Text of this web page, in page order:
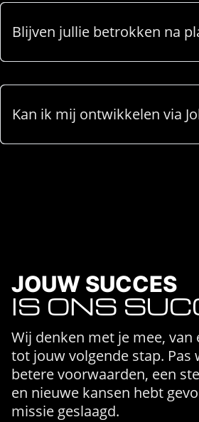
Blijven jullie betrokken na
Kan ik mij ontwikkelen via
JOUW SUCCES
IS ONS
Wij denken met je mee, van
tot jouw volgende stap. Pas
betere voorwaarden, een
en nieuwe kansen hebt
missie geslaagd.